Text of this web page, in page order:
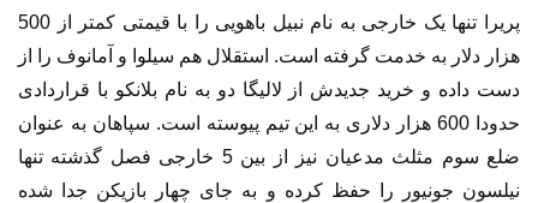
پریرا تنها یک خارجی به نام نبیل باهویی را با قیمتی کمتر از 500
هزار دلار به خدمت گرفته است. استقلال هم سیلوا و آمانوف را از
دست داده و خرید جدیدش از لالیگا دو به نام بلانکو با قراردادی
حدودا 600 هزار دلاری به این تیم پیوسته است. سپاهان به عنوان
ضلع سوم مثلث مدعیان نیز از بین 5 خارجی فصل گذشته تنها
نیلسون جونیور را حفظ کرده و به جای چهار بازیکن جدا شده